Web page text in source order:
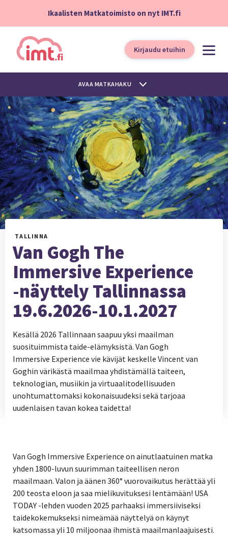
Ikaalisten Matkatoimisto on nyt IMT.fi
Kirjaudu etuihin
AVAA MATKAHAKU
TALLINNA
Van Gogh The
Immersive Experience
-näyttely Tallinnassa
19.6.2026-10.1.2027
Kesällä 2026 Tallinnaan saapuu yksi maailman
suosituimmista taide-elämyksistä. Van Gogh
Immersive Experience vie kävijät keskelle Vincent van
Goghin värikästä maailmaa yhdistämällä taiteen,
teknologian, musiikin ja virtuaalitodellisuuden
unohtumattomaksi kokonaisuudeksi sekä tarjoaa
uudenlaisen tavan kokea taidetta!
Van Gogh Immersive Experience on ainutlaatuinen matka
yhden 1800-luvun suurimman taiteellisen neron
maailmaan. Valon ja äänen 360° vuorovaikutus herättää yli
200 teosta eloon ja saa mielikuvituksesi lentämään! USA
TODAY -lehden vuoden 2025 parhaaksi immersiiviseksi
taidekokemukseksi nimeämää näyttelyä on käynyt
katsomassa yli 10 miljoonaa ihmistä maailmanlaajuisesti.